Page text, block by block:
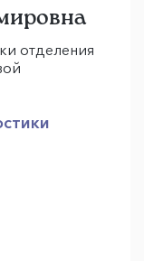
отделения